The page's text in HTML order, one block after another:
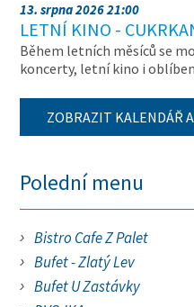
13. srpna 2026 21:00
LETNÍ KINO -
Během letních měsíců se
koncerty, letní kino i
ZOBRAZIT KALENDÁŘ
Polední menu
Bistro Cafe Z Palet
Bufet - Zlatý Lev
Bufet U Zastávky